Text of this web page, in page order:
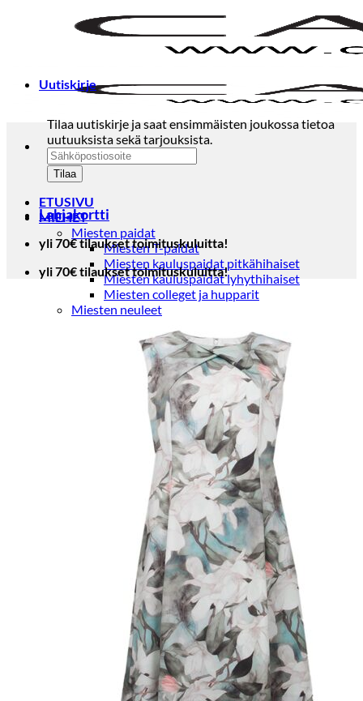
ETUSIVU
MIEHET
Miesten paidat
Miesten T-paidat
Miesten kauluspaidat pitkähihaiset
Miesten kauluspaidat lyhythihaiset
Miesten colleget ja hupparit
Miesten neuleet
Miesten neuletakit
Puvut ja blazerit
Puvuntakit ja blazerit
Miesten housut
Miesten housut
Miesten farkut
Miesten collegehousut
Miesten shortsit
Miesten asusteet
Vyöt ja olkaimet
Solmiot, rusetit ja taskuliinat
Miesten päähineet, huivit ja käsineet
Miesten yöasut ja alusvaatteet
Miesten alusvaatteet
Miesten sukat
Miesten yöasut
Miesten aamutakit ja kylpytakit
Miesten takit
Miesten nahkatakit
Miesten kevät-ja syystakit
Miesten villakangastakit
Miesten talvitakit
Uutiskirje
Tilaa uutiskirje ja saat ensimmäisten joukossa tietoa
uutuuksista sekä tarjouksista.
Lahjakortti
yli 70€ tilaukset toimituskuluitta!
yli 70€ tilaukset toimituskuluitta!